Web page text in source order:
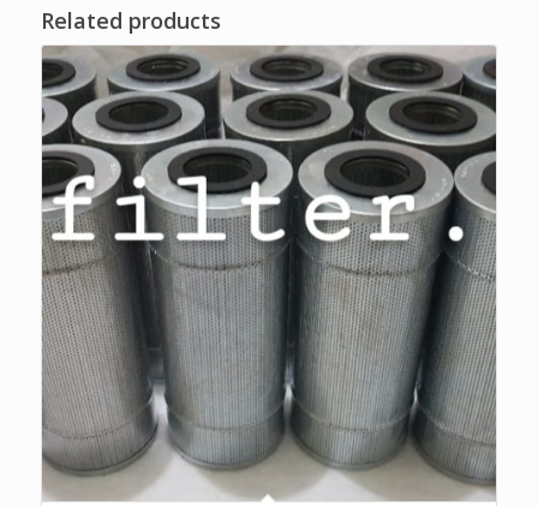
Related products